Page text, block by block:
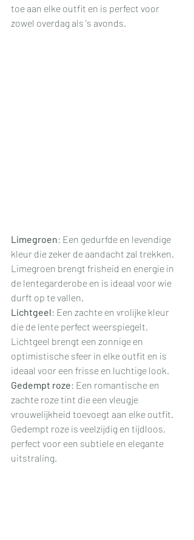
toe aan elke outfit en is perfect voor
zowel overdag als 's avonds.
Limegroen: Een gedurfde en levendige
kleur die zeker de aandacht zal trekken.
Limegroen brengt frisheid en energie in
de lentegarderobe en is ideaal voor wie
durft op te vallen.
Lichtgeel: Een zachte en vrolijke kleur
die de lente perfect weerspiegelt.
Lichtgeel brengt een zonnige en
optimistische sfeer in elke outfit en is
ideaal voor een frisse en luchtige look.
Gedempt roze: Een romantische en
zachte roze tint die een vleugje
vrouwelijkheid toevoegt aan elke outfit.
Gedempt roze is veelzijdig en tijdloos,
perfect voor een subtiele en elegante
uitstraling.